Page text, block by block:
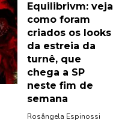
Equilibrivm: veja
como foram
criados os looks
da estreia da
turnê, que
chega a SP
neste fim de
semana
Rosângela Espinossi